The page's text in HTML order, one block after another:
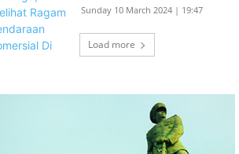
Sunday 10 March 2024 | 19:47
Load more